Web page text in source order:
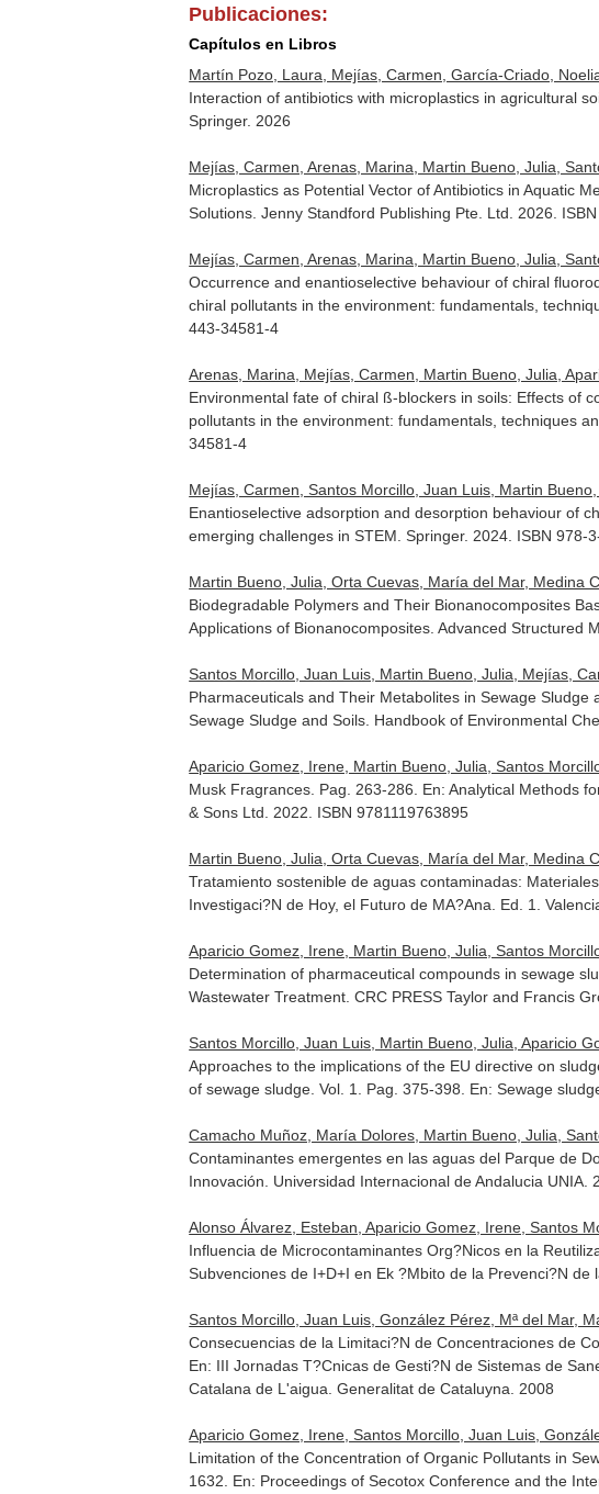
Publicaciones:
Capítulos en Libros
Martín Pozo, Laura, Mejías, Carmen, García-Criado,
Interaction of antibiotics with microplastics in agricultural
Springer. 2026
Mejías, Carmen, Arenas, Marina, Martin Bueno, Julia,
Microplastics as Potential Vector of Antibiotics in Aquatic
Solutions . Jenny Standford Publishing Pte. Ltd. 2026.
Mejías, Carmen, Arenas, Marina, Martin Bueno, Julia,
Occurrence and enantioselective behaviour of chiral
chiral pollutants in the environment: fundamentals,
443-34581-4
Arenas, Marina, Mejías, Carmen, Martin Bueno, Julia,
Environmental fate of chiral ß-blockers in soils: Effects of
pollutants in the environment: fundamentals, techniques
34581-4
Mejías, Carmen, Santos Morcillo, Juan Luis, Martin
Enantioselective adsorption and desorption behaviour of
emerging challenges in STEM . Springer. 2024. ISBN 978-
Martin Bueno, Julia, Orta Cuevas, María del Mar, Medina
Biodegradable Polymers and Their Bionanocomposites
Applications of Bionanocomposites. Advanced Structured
Santos Morcillo, Juan Luis, Martin Bueno, Julia, Mejías,
Pharmaceuticals and Their Metabolites in Sewage
Sewage Sludge and Soils. Handbook of Environmental
Aparicio Gomez, Irene, Martin Bueno, Julia, Santos
Musk Fragrances. Pag. 263-286. En: Analytical Methods
& Sons Ltd. 2022. ISBN 9781119763895
Martin Bueno, Julia, Orta Cuevas, María del Mar, Medina
Tratamiento sostenible de aguas contaminadas:
Investigaci?N de Hoy, el Futuro de MA?Ana . Ed. 1.
Aparicio Gomez, Irene, Martin Bueno, Julia, Santos
Determination of pharmaceutical compounds in sewage
Wastewater Treatment . CRC PRESS Taylor and Francis
Santos Morcillo, Juan Luis, Martin Bueno, Julia, Aparicio
Approaches to the implications of the EU directive on
of sewage sludge. Vol. 1. Pag. 375-398. En: Sewage
Camacho Muñoz, María Dolores, Martin Bueno, Julia,
Contaminantes emergentes en las aguas del Parque de
Innovación . Universidad Internacional de Andalucia
Alonso Álvarez, Esteban, Aparicio Gomez, Irene, Santos
Influencia de Microcontaminantes Org?Nicos en la
Subvenciones de I+D+I en Ek ?Mbito de la Prevenci?N de
Santos Morcillo, Juan Luis, González Pérez, Mª del Mar,
Consecuencias de la Limitaci?N de Concentraciones de
En: III Jornadas T?Cnicas de Gesti?N de Sistemas de
Catalana de L'aigua. Generalitat de Cataluyna. 2008
Aparicio Gomez, Irene, Santos Morcillo, Juan Luis,
Limitation of the Concentration of Organic Pollutants in
1632. En: Proceedings of Secotox Conference and the